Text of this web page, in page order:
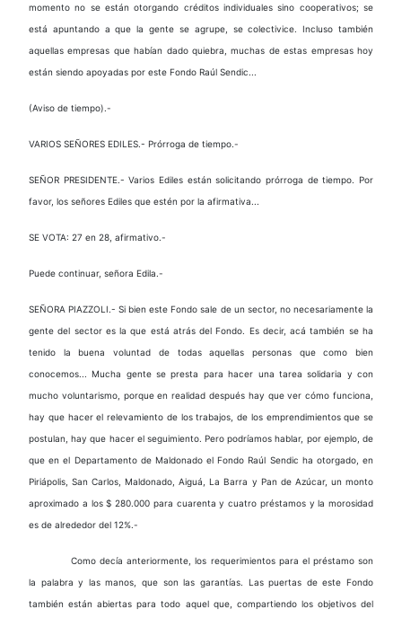
momento no se están otorgando créditos individuales sino cooperativos; se
está apuntando a que la gente se agrupe, se colectivice. Incluso también
aquellas empresas que habían dado quiebra, muchas de estas empresas hoy
están siendo apoyadas por este Fondo Raúl Sendic...
(Aviso de tiempo).-
VARIOS SEÑORES EDILES.- Prórroga de tiempo.-
SEÑOR PRESIDENTE.- Varios Ediles están solicitando prórroga de tiempo. Por
favor, los señores Ediles que estén por la afirmativa...
SE VOTA: 27 en 28, afirmativo.-
Puede continuar, señora Edila.-
SEÑORA PIAZZOLI.- Si bien este Fondo sale de un sector, no necesariamente la
gente del sector es la que está atrás del Fondo. Es decir, acá también se ha
tenido la buena voluntad de todas aquellas personas que como bien
conocemos... Mucha gente se presta para hacer una tarea solidaria y con
mucho voluntarismo, porque en realidad después hay que ver cómo funciona,
hay que hacer el relevamiento de los trabajos, de los emprendimientos que se
postulan, hay que hacer el seguimiento. Pero podríamos hablar, por ejemplo, de
que en el Departamento de Maldonado el Fondo Raúl Sendic ha otorgado, en
Piriápolis, San Carlos, Maldonado, Aiguá, La Barra y Pan de Azúcar, un monto
aproximado a los $ 280.000 para cuarenta y cuatro préstamos y la morosidad
es de alrededor del 12%.-
Como decía anteriormente, los requerimientos para el préstamo son
la palabra y las manos, que son las garantías. Las puertas de este Fondo
también están abiertas para todo aquel que, compartiendo los objetivos del